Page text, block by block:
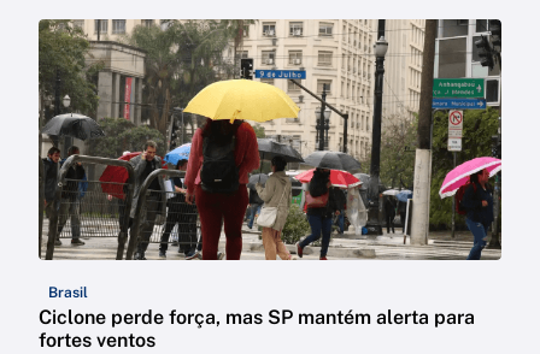
Brasil
Ciclone perde força, mas SP mantém alerta para
fortes ventos